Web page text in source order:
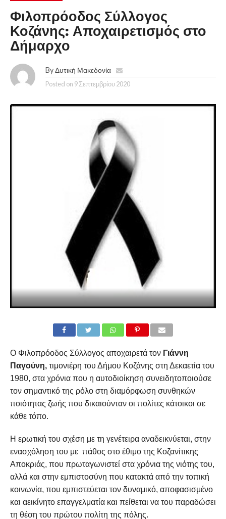
Φιλοπρόοδος Σύλλογος
Κοζάνης: Αποχαιρετισμός στο
Δήμαρχο
By Δυτική Μακεδονία
Posted on 9 Σεπτεμβρίου 2020
Ο Φιλοπρόοδος Σύλλογος αποχαιρετά τον Γιάννη
Παγούνη,τιμονιέρη του Δήμου Κοζάνης στη Δεκαετία του
1980, στα χρόνια που η αυτοδιοίκηση συνειδητοποιούσε
τον σημαντικό της ρόλο στη διαμόρφωση συνθηκών
ποιότητας ζωής που δικαιούνταν οι πολίτες κάτοικοι σε
κάθε τόπο.
Η ερωτική του σχέση με τη γενέτειρα αναδεικνύεται, στην
ενασχόληση του με πάθος στο έθιμο της Κοζανίτικης
Αποκριάς, που πρωταγωνιστεί στα χρόνια της νιότης του,
αλλά και στην εμπιστοσύνη που κατακτά από την τοπική
κοινωνία, που εμπιστεύεται τον δυναμικό, αποφασισμένο
και αεικίνητο επαγγελματία και πείθεται να του παραδώσει
τη θέση του πρώτου πολίτη της πόλης.